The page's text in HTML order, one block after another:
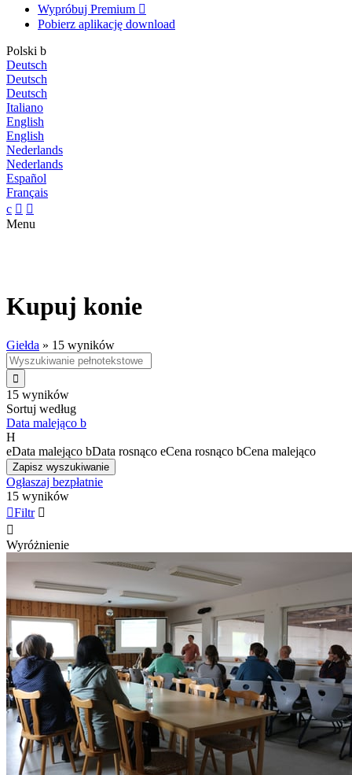
Wypróbuj Premium 
Pobierz aplikację download
Polski b
Deutsch
Deutsch
Deutsch
Italiano
English
English
Nederlands
Nederlands
Español
Français
c  
Menu
Kupuj konie
Giełda » 15 wyników

15 wyników
Sortuj według
Data malejąco b
H
eData malejąco bData rosnąco eCena rosnąco bCena malejąco
Zapisz wyszukiwanie
Ogłaszaj bezpłatnie
15 wyników
Filtr 

Wyróżnienie